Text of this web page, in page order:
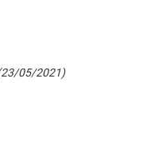
05/2021)